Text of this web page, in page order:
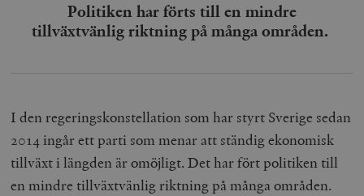
Politiken har förts till en mindre
tillväxtvänlig riktning på många områden.
I den regeringskonstellation som har styrt Sverige sedan
2014 ingår ett parti som menar att ständig ekonomisk
tillväxt i längden är omöjligt. Det har fört politiken till
en mindre tillväxtvänlig riktning på många områden.